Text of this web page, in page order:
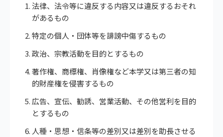
法律、法令等に違反する内容又は違反するおそれ
があるもの
特定の個人・団体等を誹謗中傷するもの
政治、宗教活動を目的とするもの
著作権、商標権、肖像権など本学又は第三者の知
的財産権を侵害するもの
広告、宣伝、勧誘、営業活動、その他営利を目的
とするもの
人種・思想・信条等の差別又は差別を助長させる